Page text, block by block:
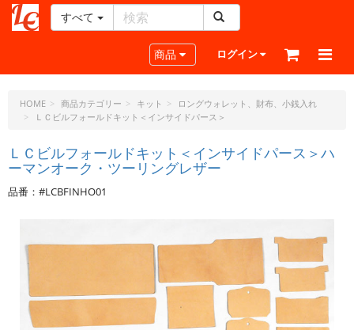
ー
ラ
フ
ド
ッ
ト・
ピ
すべて
Toggle navigation
商品 ログイン
HOME 商品カテゴリー キット
ロングウォレット、財布、小銭入れ
ＬＣビルフォールドキット＜インサイドパース＞
ＬＣビルフォールドキット＜インサイドパース＞ハ
ーマンオーク・ツーリングレザー
品番：#LCBFINHO01